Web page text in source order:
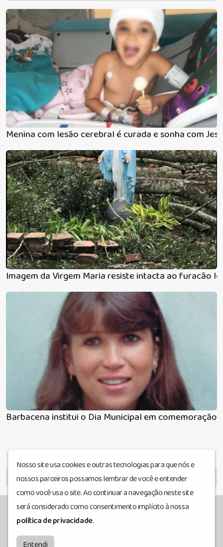
Menina com lesão cerebral é curada e sonha com
Imagem da Virgem Maria resiste intacta ao furacão
Barbacena institui o Dia Municipal em comemoração
MENU
Nosso site usa cookies e outras tecnologias para que nós e
nossos parceiros possamos lembrar de você e entender
como você usa o site. Ao continuar a navegação neste site
será considerado como consentimento implícito à nossa
política de privacidade.
Barrosomix© Todos os direitos reservados.